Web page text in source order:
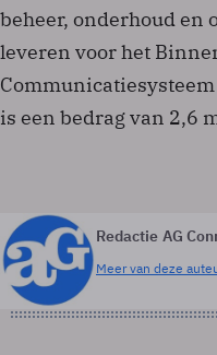
beheer, onderhoud
leveren voor het
is een bedrag van 2,6
Redactie AG
Meer van deze